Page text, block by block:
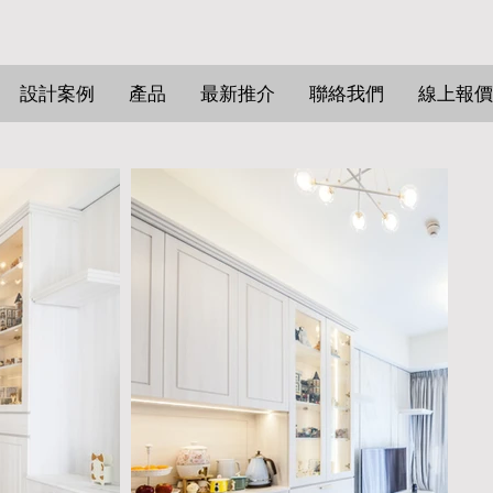
設計案例 產品 最新推介 聯絡我們 線上報價